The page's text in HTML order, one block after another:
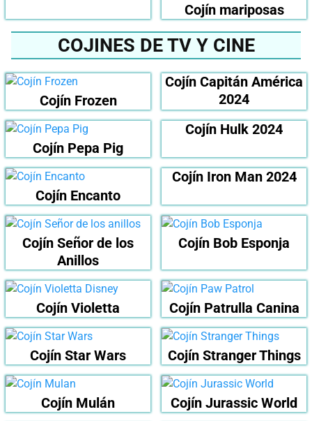
Cojín mariposas
COJINES DE TV Y CINE
Cojín Frozen
Cojín Capitán América
2024
Cojín Pepa Pig
Cojín Hulk 2024
Cojín Encanto
Cojín Iron Man 2024
Cojín Señor de los
Anillos
Cojín Bob Esponja
Cojín Violetta Cojín Patrulla Canina
Cojín Star Wars Cojín Stranger Things
Cojín Mulán Cojín Jurassic World